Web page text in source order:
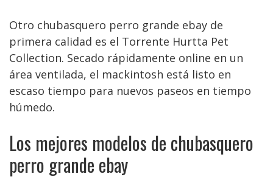
Otro chubasquero perro grande ebay de
primera calidad es el Torrente Hurtta Pet
Collection. Secado rápidamente online en un
área ventilada, el mackintosh está listo en
escaso tiempo para nuevos paseos en tiempo
húmedo.
Los mejores modelos de chubasquero
perro grande ebay